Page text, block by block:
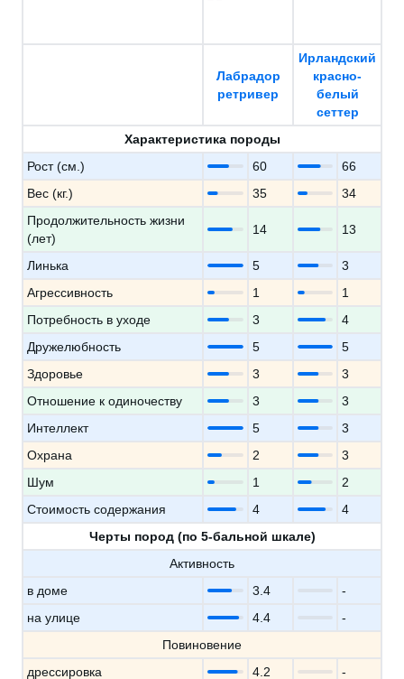
Лабрадор
ретривер
Ирландский
красно-
белый
сеттер
Характеристика породы
Рост (см.)
60
66
Вес (кг.)
35
34
Продолжительность жизни
(лет)
14 13
Линька 5
3
Агрессивность
1
1
Потребность в уходе
3
4
Дружелюбность
5
5
Здоровье
3
3
Отношение к одиночеству
3
3
Интеллект
5
3
Охрана
2
3
Шум
1
2
Стоимость содержания
4
4
Черты пород (по 5-бальной шкале)
Активность
в доме
3.4
-
на улице
4.4
-
Повиновение
дрессировка
4.2
-